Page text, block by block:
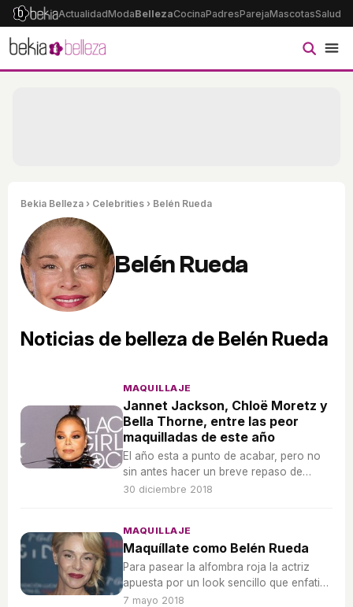
ActualidadModaBellezaCocinaPadresParejaMascotasSalud
Bekia Belleza › Celebrities › Belén Rueda
Belén Rueda
Noticias de belleza de Belén Rueda
MAQUILLAJE
Jannet Jackson, Chloë Moretz y
Bella Thorne, entre las peor
maquilladas de este año
El año esta a punto de acabar, pero no
sin antes hacer un breve repaso de
cuáles han sido los cinco peores beauty
30 diciembre 2018
MAQUILLAJE
Maquíllate como Belén Rueda
Para pasear la alfombra roja la actriz
apuesta por un look sencillo que enfatice
la naturalidad y siempre con un toque de
7 mayo 2018